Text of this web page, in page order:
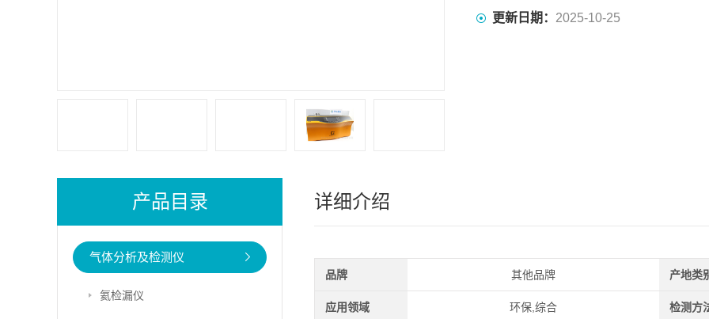
更新日期： 2025-10-25
产品目录
气体分析及检测仪
氦检漏仪
详细介绍
品牌 其他品牌 产地类
应用领域 环保,综合 检测方